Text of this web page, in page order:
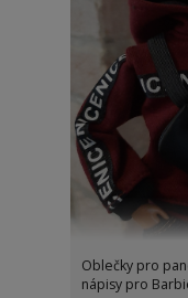
Oblečky pro
nápisy pro